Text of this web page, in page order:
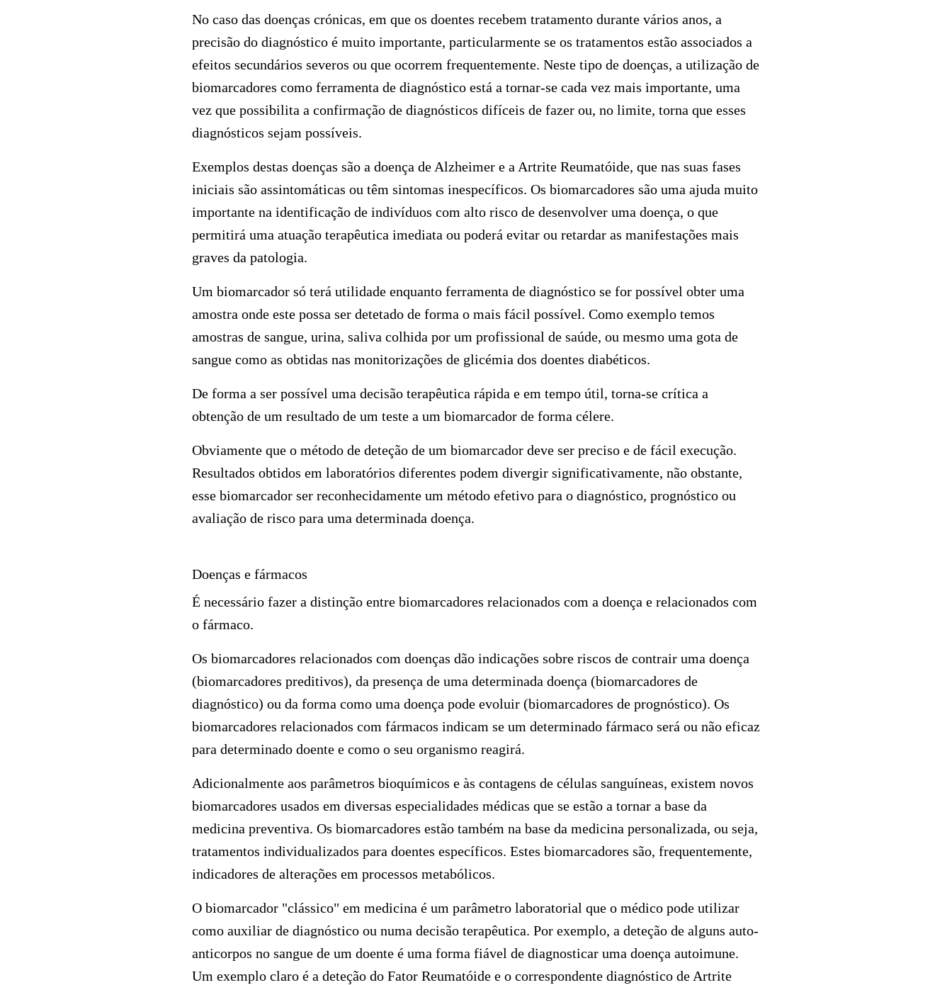
No caso das doenças crónicas, em que os doentes recebem tratamento durante vários anos, a
precisão do diagnóstico é muito importante, particularmente se os tratamentos estão associados a
efeitos secundários severos ou que ocorrem frequentemente. Neste tipo de doenças, a utilização de
biomarcadores como ferramenta de diagnóstico está a tornar-se cada vez mais importante, uma
vez que possibilita a confirmação de diagnósticos difíceis de fazer ou, no limite, torna que esses
diagnósticos sejam possíveis.
Exemplos destas doenças são a doença de Alzheimer e a Artrite Reumatóide, que nas suas fases
iniciais são assintomáticas ou têm sintomas inespecíficos. Os biomarcadores são uma ajuda muito
importante na identificação de indivíduos com alto risco de desenvolver uma doença, o que
permitirá uma atuação terapêutica imediata ou poderá evitar ou retardar as manifestações mais
graves da patologia.
Um biomarcador só terá utilidade enquanto ferramenta de diagnóstico se for possível obter uma
amostra onde este possa ser detetado de forma o mais fácil possível. Como exemplo temos
amostras de sangue, urina, saliva colhida por um profissional de saúde, ou mesmo uma gota de
sangue como as obtidas nas monitorizações de glicémia dos doentes diabéticos.
De forma a ser possível uma decisão terapêutica rápida e em tempo útil, torna-se crítica a
obtenção de um resultado de um teste a um biomarcador de forma célere.
Obviamente que o método de deteção de um biomarcador deve ser preciso e de fácil execução.
Resultados obtidos em laboratórios diferentes podem divergir significativamente, não obstante,
esse biomarcador ser reconhecidamente um método efetivo para o diagnóstico, prognóstico ou
avaliação de risco para uma determinada doença.
Doenças e fármacos
É necessário fazer a distinção entre biomarcadores relacionados com a doença e relacionados com
o fármaco.
Os biomarcadores relacionados com doenças dão indicações sobre riscos de contrair uma doença
(biomarcadores preditivos), da presença de uma determinada doença (biomarcadores de
diagnóstico) ou da forma como uma doença pode evoluir (biomarcadores de prognóstico). Os
biomarcadores relacionados com fármacos indicam se um determinado fármaco será ou não eficaz
para determinado doente e como o seu organismo reagirá.
Adicionalmente aos parâmetros bioquímicos e às contagens de células sanguíneas, existem novos
biomarcadores usados em diversas especialidades médicas que se estão a tornar a base da
medicina preventiva. Os biomarcadores estão também na base da medicina personalizada, ou seja,
tratamentos individualizados para doentes específicos. Estes biomarcadores são, frequentemente,
indicadores de alterações em processos metabólicos.
O biomarcador "clássico" em medicina é um parâmetro laboratorial que o médico pode utilizar
como auxiliar de diagnóstico ou numa decisão terapêutica. Por exemplo, a deteção de alguns auto-
anticorpos no sangue de um doente é uma forma fiável de diagnosticar uma doença autoimune.
Um exemplo claro é a deteção do Fator Reumatóide e o correspondente diagnóstico de Artrite